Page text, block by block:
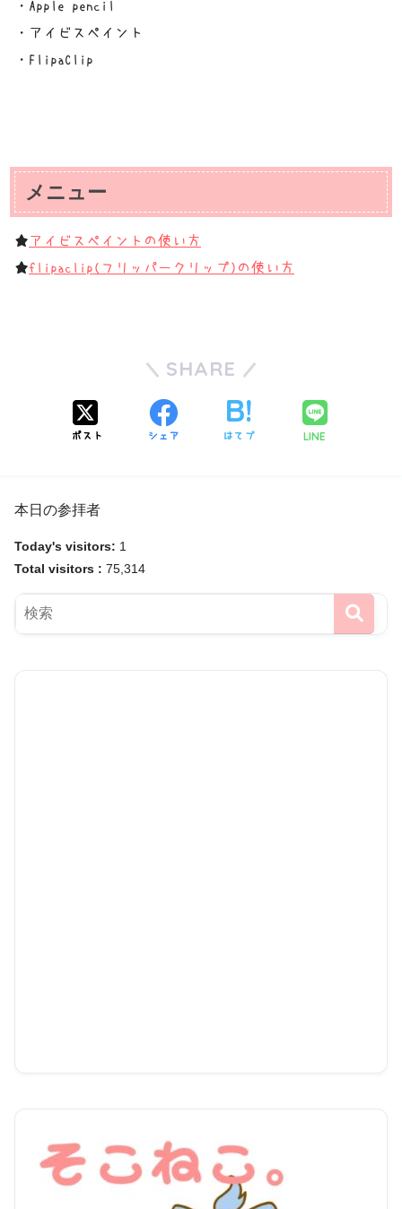
・Apple pencil
・アイビスペイント
・FlipaClip
メニュー
★アイビスペイントの使い方
★flipaclip(フリッパークリップ)の使い方
SHARE
ポスト シェア はてブ LINE
本日の参拝者
Today's visitors: 1
Total visitors : 75,314